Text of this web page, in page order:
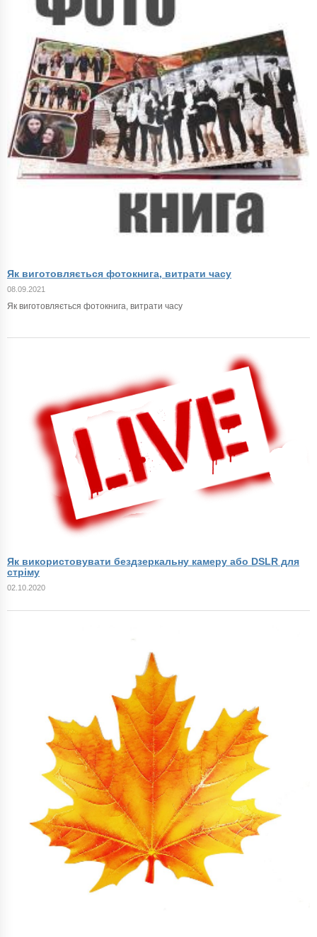
Як виготовляється фотокнига, витрати часу
08.09.2021
Як виготовляється фотокнига, витрати часу
Як використовувати бездзеркальну камеру або DSLR для
стріму
02.10.2020